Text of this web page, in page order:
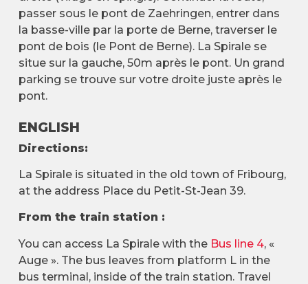
passer sous le pont de Zaehringen, entrer dans
la basse-ville par la porte de Berne, traverser le
pont de bois (le Pont de Berne). La Spirale se
situe sur la gauche, 50m après le pont. Un grand
parking se trouve sur votre droite juste après le
pont.
ENGLISH
Directions:
La Spirale is situated in the old town of Fribourg,
at the address Place du Petit-St-Jean 39.
From the train station :
You can access La Spirale with the Bus line 4, «
Auge ». The bus leaves from platform L in the
bus terminal, inside of the train station. Travel